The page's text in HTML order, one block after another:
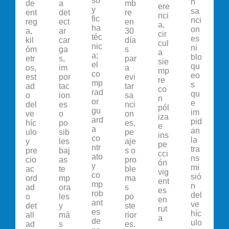
de
ent
reg
a,
kil
óm
etr
os,
est
ad
o
del
ve
híc
ulo
y
pre
cio
ac
ord
ad
o
det
all
ad
a
det
ect
ar
car
ga
s,
im
por
tac
ion
es
o
po
sib
les
baj
as
te
mp
ora
les
y
má
s
y
fic
ha
téc
nic
a;
el
co
mp
rad
or
gu
ard
a
co
ntr
ato
y
co
mp
rob
ant
es
de
mb
re
en
30
día
s
par
a
evi
tar
sa
nci
on
es,
pe
aje
s o
pro
ble
ma
s
po
ste
rior
es.
ere
nci
a,
cir
cul
a
sie
mp
re
co
n
pól
iza
e
ins
pe
cci
ón
vig
ent
es
en
rut
a
n
sa
nci
on
es
ni
blo
qu
eo
s
qu
e
im
pid
an
la
tra
ns
mi
sió
n
del
ve
híc
ulo